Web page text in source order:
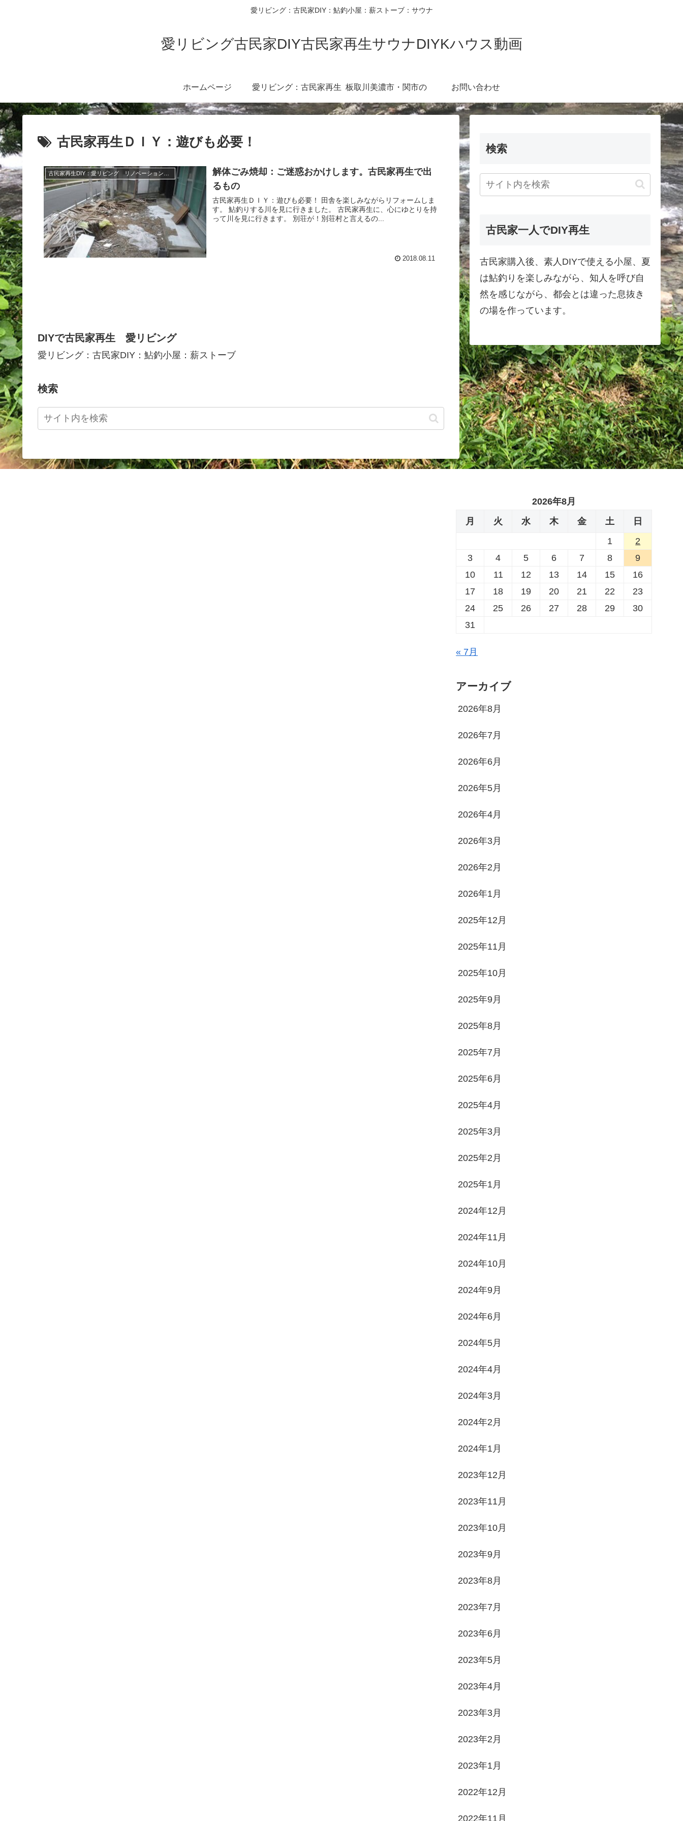
愛リビング：古民家DIY：鮎釣小屋：薪ストーブ：サウナ
愛リビング古民家DIY古民家再生サウナDIYKハウス動画
ホームページ 愛リビング：古民家再生
diy360度
板取川美濃市・関市の
川：３６０度カメラ
お問い合わせ
古民家再生ＤＩＹ：遊びも必要！
解体ごみ焼却：ご迷惑おかけします。古民家再生で出
るもの
古民家再生ＤＩＹ：遊びも必要！ 田舎を楽しみながらリフォームしま
す。 鮎釣りする川を見に行きました。 古民家再生に、心にゆとりを持
って川を見に行きます。 別荘が！別荘村と言えるの...
2018.08.11
DIYで古民家再生 愛リビング
愛リビング：古民家DIY：鮎釣小屋：薪ストーブ
検索
検索
古民家一人でDIY再生
古民家購入後、素人DIYで使える小屋、夏
は鮎釣りを楽しみながら、知人を呼び自
然を感じながら、都会とは違った息抜き
の場を作っています。
2026年8月
月
火 水 木 金 土
日
1
2
3
4 5 6 7 8
9
10
11 12 13 14 15
16
17
18 19 20 21 22
23
24
25 26 27 28 29
30
31
« 7月
アーカイブ
2026年8月
2026年7月
2026年6月
2026年5月
2026年4月
2026年3月
2026年2月
2026年1月
2025年12月
2025年11月
2025年10月
2025年9月
2025年8月
2025年7月
2025年6月
2025年4月
2025年3月
2025年2月
2025年1月
2024年12月
2024年11月
2024年10月
2024年9月
2024年6月
2024年5月
2024年4月
2024年3月
2024年2月
2024年1月
2023年12月
2023年11月
2023年10月
2023年9月
2023年8月
2023年7月
2023年6月
2023年5月
2023年4月
2023年3月
2023年2月
2023年1月
2022年12月
2022年11月